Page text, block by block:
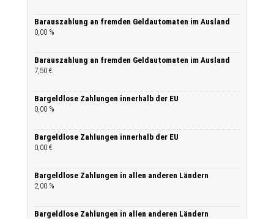
Barauszahlung an fremden Geldautomaten im Ausland
0,00 %
Barauszahlung an fremden Geldautomaten im Ausland
7,50 €
Bargeldlose Zahlungen innerhalb der EU
0,00 %
Bargeldlose Zahlungen innerhalb der EU
0,00 €
Bargeldlose Zahlungen in allen anderen Ländern
2,00 %
Bargeldlose Zahlungen in allen anderen Ländern